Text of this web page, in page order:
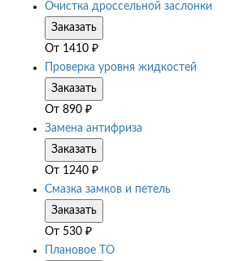
Очистка дроссельной заслонки
Заказать
От 1410 ₽
Проверка уровня жидкостей
Заказать
От 890 ₽
Замена антифриза
Заказать
От 1240 ₽
Смазка замков и петель
Заказать
От 530 ₽
Плановое ТО